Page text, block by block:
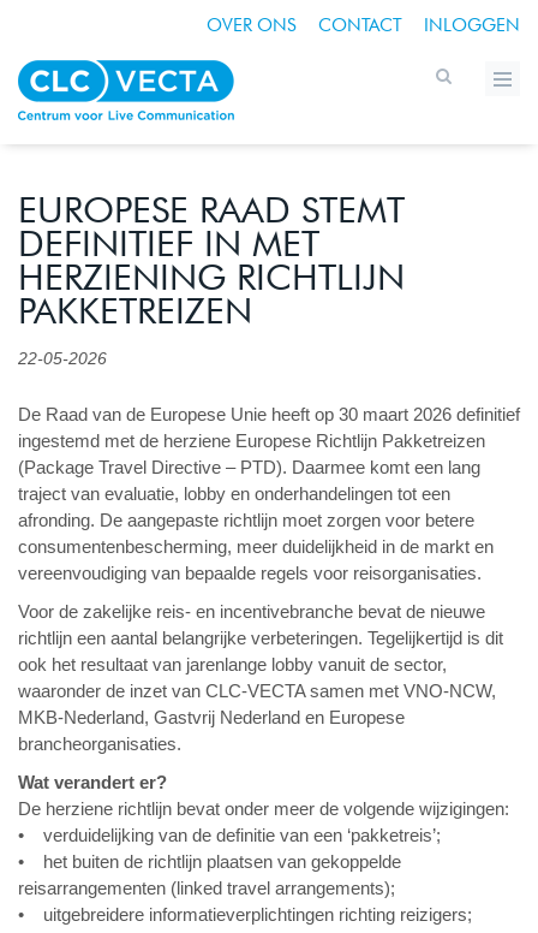
OVER ONS CONTACT INLOGGEN
EUROPESE RAAD STEMT
DEFINITIEF IN MET
HERZIENING RICHTLIJN
PAKKETREIZEN
22-05-2026
De Raad van de Europese Unie heeft op 30 maart 2026 definitief
ingestemd met de herziene Europese Richtlijn Pakketreizen
(Package Travel Directive – PTD). Daarmee komt een lang
traject van evaluatie, lobby en onderhandelingen tot een
afronding. De aangepaste richtlijn moet zorgen voor betere
consumentenbescherming, meer duidelijkheid in de markt en
vereenvoudiging van bepaalde regels voor reisorganisaties.
Voor de zakelijke reis- en incentivebranche bevat de nieuwe
richtlijn een aantal belangrijke verbeteringen. Tegelijkertijd is dit
ook het resultaat van jarenlange lobby vanuit de sector,
waaronder de inzet van CLC-VECTA samen met VNO-NCW,
MKB-Nederland, Gastvrij Nederland en Europese
brancheorganisaties.
Wat verandert er?
De herziene richtlijn bevat onder meer de volgende wijzigingen:
• verduidelijking van de definitie van een ‘pakketreis’;
• het buiten de richtlijn plaatsen van gekoppelde
reisarrangementen (linked travel arrangements);
• uitgebreidere informatieverplichtingen richting reizigers;